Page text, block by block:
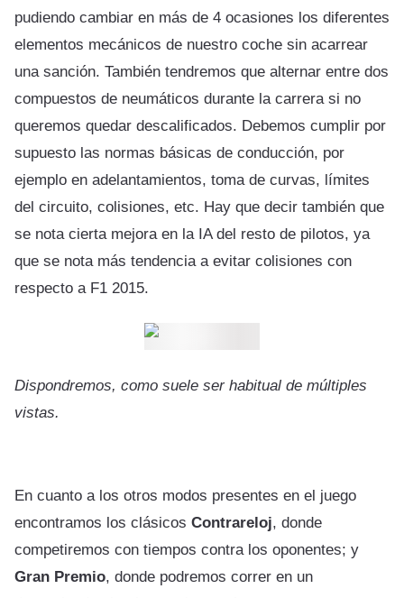
pudiendo cambiar en más de 4 ocasiones los diferentes
elementos mecánicos de nuestro coche sin acarrear
una sanción. También tendremos que alternar entre dos
compuestos de neumáticos durante la carrera si no
queremos quedar descalificados. Debemos cumplir por
supuesto las normas básicas de conducción, por
ejemplo en adelantamientos, toma de curvas, límites
del circuito, colisiones, etc. Hay que decir también que
se nota cierta mejora en la IA del resto de pilotos, ya
que se nota más tendencia a evitar colisiones con
respecto a F1 2015.
Dispondremos, como suele ser habitual de múltiples
vistas.
En cuanto a los otros modos presentes en el juego
encontramos los clásicos Contrareloj, donde
competiremos con tiempos contra los oponentes; y
Gran Premio, donde podremos correr en un